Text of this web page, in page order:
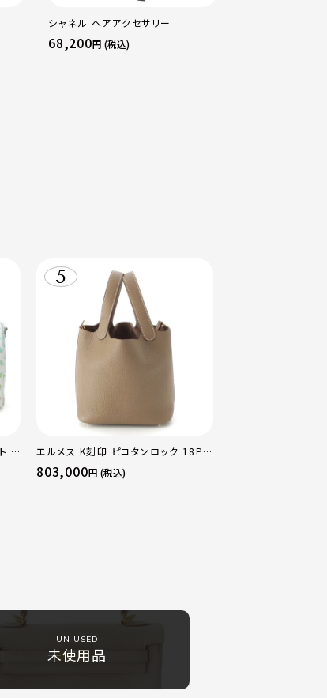
シャネル ヘアアクセサリー
68,200円 (税込)
キ
エルメス K刻印 ピコタンロック 18PM
トリヨン ハンドバッグ ゴールド金具 エ
トゥープ
803,000円 (税込)
UN USED
未使用品